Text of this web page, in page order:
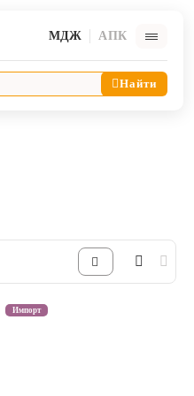
МДЖ АПК
Найти
Импорт